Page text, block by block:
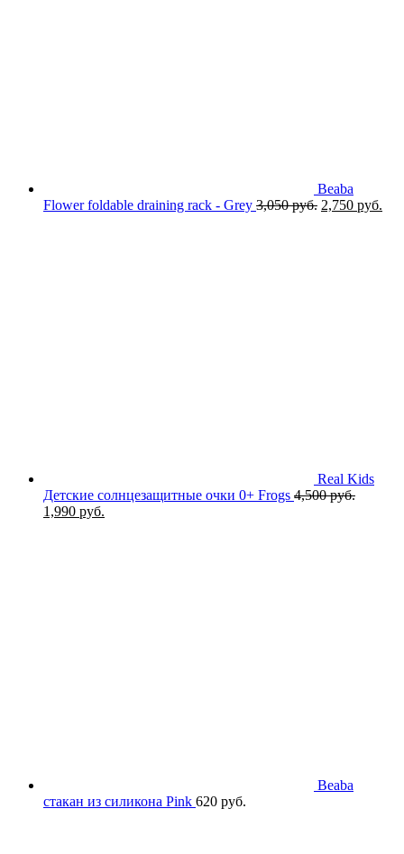
Beaba
Flower foldable draining rack - Grey 3,050руб. 2,750 руб.
Real Kids
Детские солнцезащитные очки 0+ Frogs 4,500руб.
Первоначальная
1,990 руб.
Beaba
стакан из силикона Pink 620 руб.